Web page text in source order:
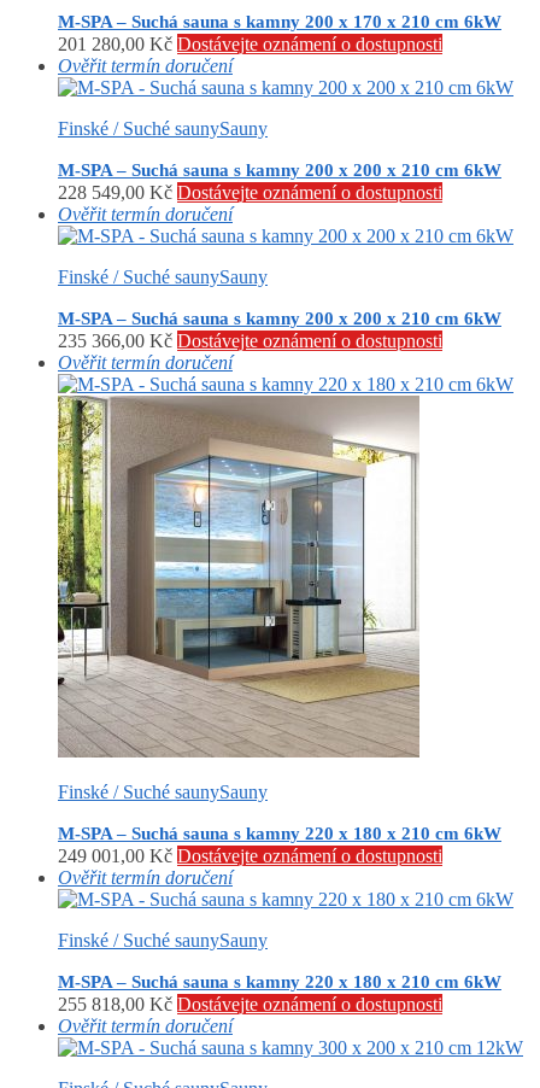
M-SPA – Suchá sauna s kamny 200 x 170 x 210 cm 6kW
201 280,00 Kč Dostávejte oznámení o dostupnosti
Ověřit termín doručení
Finské / Suché saunySauny
M-SPA – Suchá sauna s kamny 200 x 200 x 210 cm 6kW
228 549,00 Kč Dostávejte oznámení o dostupnosti
Ověřit termín doručení
Finské / Suché saunySauny
M-SPA – Suchá sauna s kamny 200 x 200 x 210 cm 6kW
235 366,00 Kč Dostávejte oznámení o dostupnosti
Ověřit termín doručení
Finské / Suché saunySauny
M-SPA – Suchá sauna s kamny 220 x 180 x 210 cm 6kW
249 001,00 Kč Dostávejte oznámení o dostupnosti
Ověřit termín doručení
Finské / Suché saunySauny
M-SPA – Suchá sauna s kamny 220 x 180 x 210 cm 6kW
255 818,00 Kč Dostávejte oznámení o dostupnosti
Ověřit termín doručení